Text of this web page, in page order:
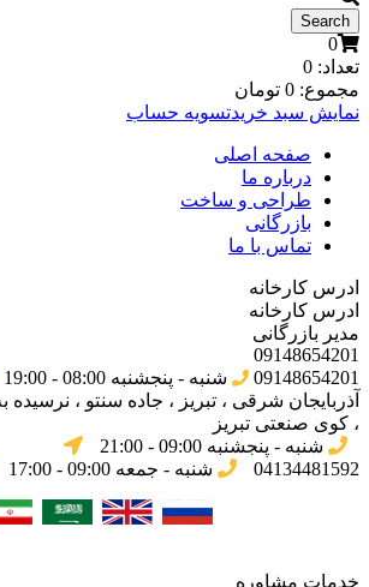
0
تعداد: 0
مجموع: 0 تومان
نمایش سبد خریدتسویه حساب
صفحه اصلی
درباره ما
طراحی و ساخت
بازرگانی
تماس با ما
ادرس کارخانه
ادرس کارخانه
مدیر بازرگانی
09148654201
09148654201
شنبه - پنجشنبه 08:00 - 19:00
آذربایجان شرقی ، تبریز ، جاده سنتو ،
، کوی صنعتی تبریز
شنبه - پنجشنبه 09:00 - 21:00
04134481592
شنبه - جمعه 09:00 - 17:00
خدمات مشاوره